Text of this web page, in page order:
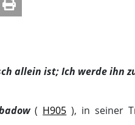
allein ist; Ich werde ihn
( H905 ), in seiner